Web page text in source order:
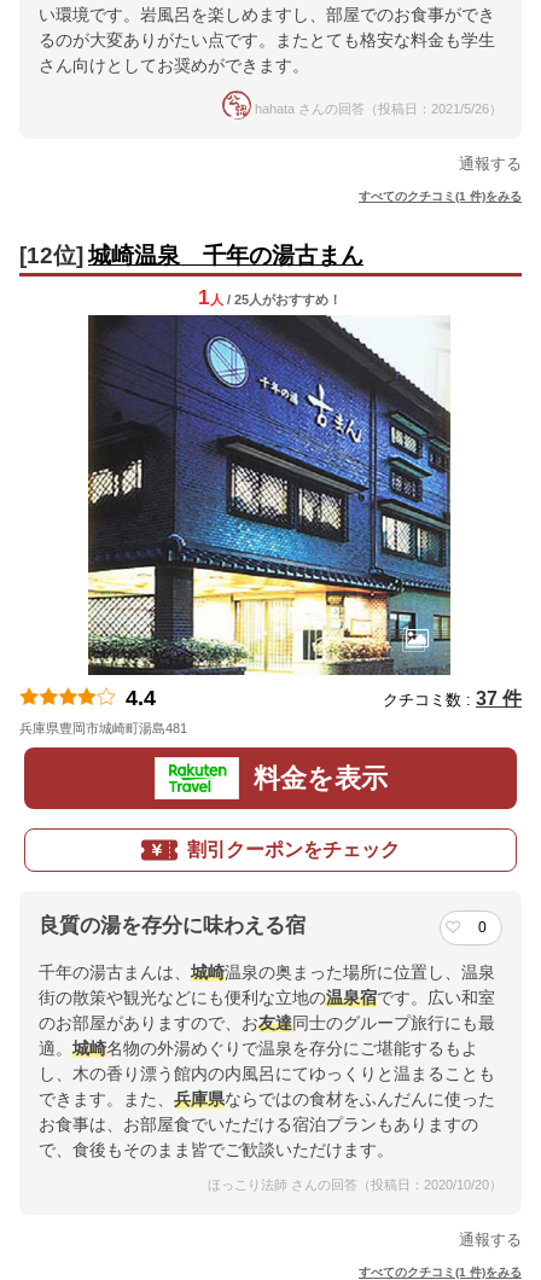
い環境です。岩風呂を楽しめますし、部屋でのお食事ができ
るのが大変ありがたい点です。またとても格安な料金も学生
さん向けとしてお奨めができます。
hahata さんの回答（投稿日：2021/5/26）
通報する
すべてのクチコミ(1 件)をみる
[12位] 城崎温泉 千年の湯古まん
1 人 / 25人がおすすめ！
4.4 クチコミ数 : 37 件
兵庫県豊岡市城崎町湯島481
料金を表示
割引クーポンをチェック
良質の湯を存分に味わえる宿 0
千年の湯古まんは、 城崎温泉の奥まった場所に位置し、温泉
街の散策や観光などにも便利な立地の温泉宿です。広い和室
のお部屋がありますので、お友達同士のグループ旅行にも最
適。 城崎名物の外湯めぐりで温泉を存分にご堪能するもよ
し、木の香り漂う館内の内風呂にてゆっくりと温まることも
できます。また、 兵庫県ならではの食材をふんだんに使った
お食事は、お部屋食でいただける宿泊プランもありますの
で、食後もそのまま皆でご歓談いただけます。
ほっこり法師 さんの回答（投稿日：2020/10/20）
通報する
すべてのクチコミ(1 件)をみる